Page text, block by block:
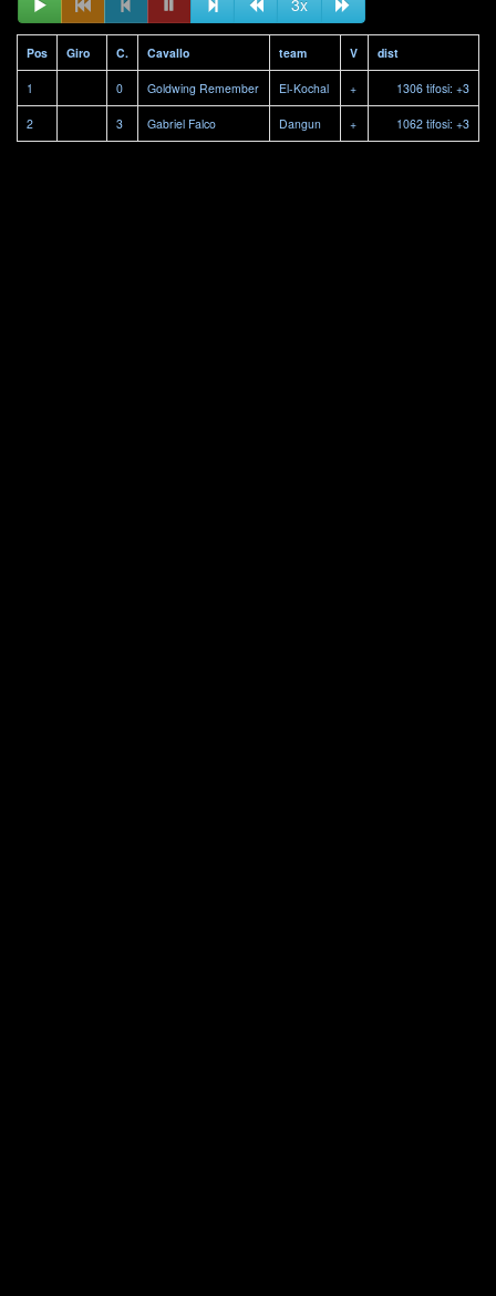
3x
Pos Giro C. Cavallo team V dist
1 0 Goldwing Remember El-Kochal + 1306 tifosi: +3
2 3 Gabriel Falco Dangun + 1062 tifosi: +3